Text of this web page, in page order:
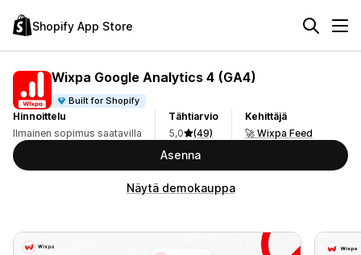
Shopify App Store
Wixpa Google Analytics 4 (GA4)
Built for Shopify
Hinnoittelu
Ilmainen sopimus saatavilla
Tähtiarvio
5,0
(49)
Kehittäjä
🚀 Wixpa Feed
Asenna
Näytä demokauppa